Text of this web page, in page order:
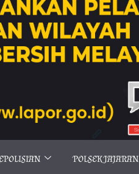
POLSEK JAJARAN